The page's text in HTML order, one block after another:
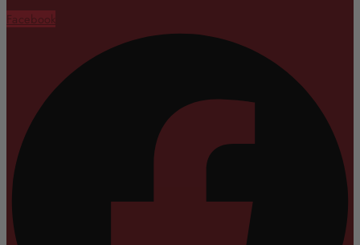
Facebook